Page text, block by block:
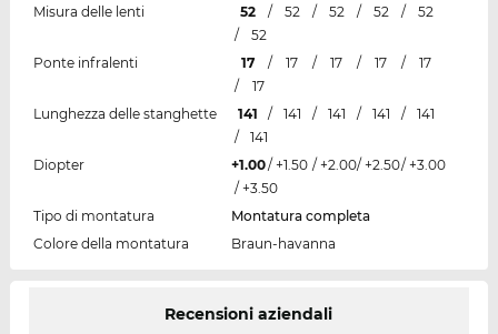
Misura delle lenti
52 / 52 / 52 / 52 /
52
/
52
Ponte infralenti
17 / 17 / 17 / 17 /
17
/
17
Lunghezza delle stanghette
141 / 141 / 141 / 141 /
141
/
141
Diopter
+1.00/ +1.50 / +2.00/ +2.50/ +3.00
/ +3.50
Tipo di montatura
Montatura completa
Colore della montatura
Braun-havanna
Recensioni aziendali